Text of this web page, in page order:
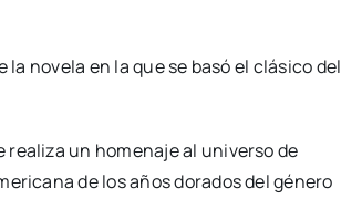
la nove­la en la que se basó el clá­si­co del
un home­na­je al uni­ver­so de
de los años dora­dos del géne­ro